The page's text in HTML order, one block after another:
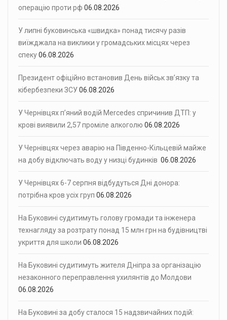
операцію проти рф 06.08.2026
У липні буковинська «швидка» понад тисячу разів
виїжджала на виклики у громадських місцях через
спеку06.08.2026
Президент офіційно встановив День військ зв’язку та
кібербезпеки ЗСУ06.08.2026
У Чернівцях п’яний водій Mercedes спричинив ДТП: у
крові виявили 2,57 проміле алкоголю 06.08.2026
У Чернівцях через аварію на Південно-Кільцевій майже
на добу відключать воду у низці будинків 06.08.2026
У Чернівцях 6-7 серпня відбудуться Дні донора:
потрібна кров усіх груп 06.08.2026
На Буковині судитимуть голову громади та інженера
технагляду за розтрату понад 15 млн грн на будівництві
укриття для школи 06.08.2026
На Буковині судитимуть жителя Дніпра за організацію
незаконного переправлення ухилянтів до Молдови
06.08.2026
На Буковині за добу сталося 15 надзвичайних подій: